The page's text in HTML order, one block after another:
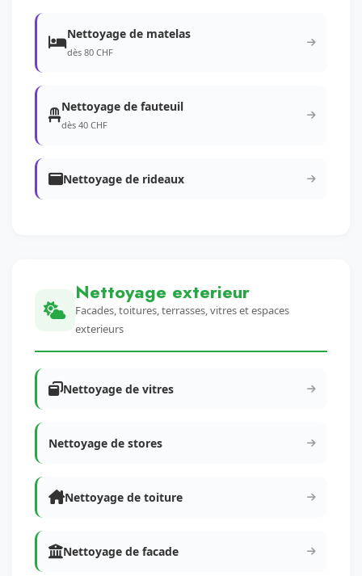
Nettoyage de matelas
dès 80 CHF
Nettoyage de fauteuil
dès 40 CHF
Nettoyage de rideaux
Nettoyage exterieur
Facades, toitures, terrasses, vitres et espaces
exterieurs
Nettoyage de vitres
Nettoyage de stores
Nettoyage de toiture
Nettoyage de facade